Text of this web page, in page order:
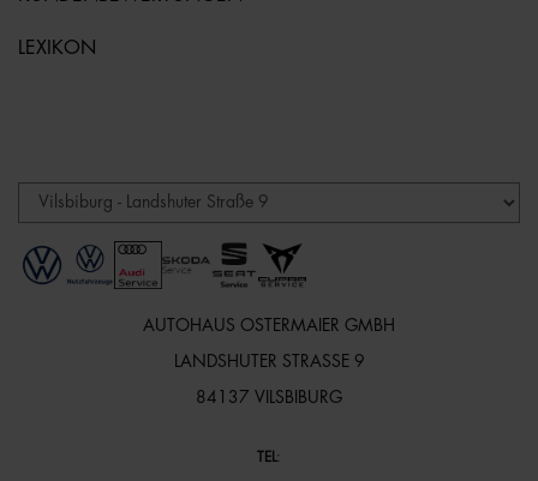
LEXIKON
AUTOHAUS OSTERMAIER GMBH
LANDSHUTER STRASSE 9
84137 VILSBIBURG
TEL :